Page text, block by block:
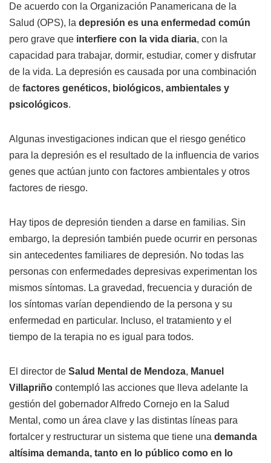
De acuerdo con la Organización Panamericana de la
Salud (OPS), la depresión es una enfermedad común
pero grave que interfiere con la vida diaria, con la
capacidad para trabajar, dormir, estudiar, comer y disfrutar
de la vida. La depresión es causada por una combinación
de factores genéticos, biológicos, ambientales y
psicológicos.
Algunas investigaciones indican que el riesgo genético
para la depresión es el resultado de la influencia de varios
genes que actúan junto con factores ambientales y otros
factores de riesgo.
Hay tipos de depresión tienden a darse en familias. Sin
embargo, la depresión también puede ocurrir en personas
sin antecedentes familiares de depresión. No todas las
personas con enfermedades depresivas experimentan los
mismos síntomas. La gravedad, frecuencia y duración de
los síntomas varían dependiendo de la persona y su
enfermedad en particular. Incluso, el tratamiento y el
tiempo de la terapia no es igual para todos.
El director de Salud Mental de Mendoza, Manuel
Villapriño contempló las acciones que lleva adelante la
gestión del gobernador Alfredo Cornejo en la Salud
Mental, como un área clave y las distintas líneas para
fortalcer y restructurar un sistema que tiene una demanda
altísima demanda, tanto en lo público como en lo